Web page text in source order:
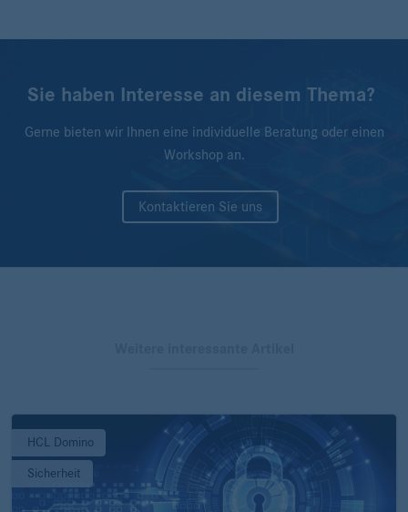
Sie haben Interesse an diesem Thema?
Gerne bieten wir Ihnen eine individuelle Beratung oder einen
Workshop an.
Kontaktieren Sie uns
HCL Domino
Sicherheit